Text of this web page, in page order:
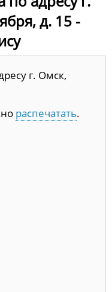
д. 15 -
г. Омск,
распечатать.